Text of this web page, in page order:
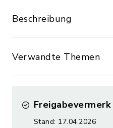
Beschreibung
Verwandte Themen
Freigabevermerk
Stand: 17.04.2026